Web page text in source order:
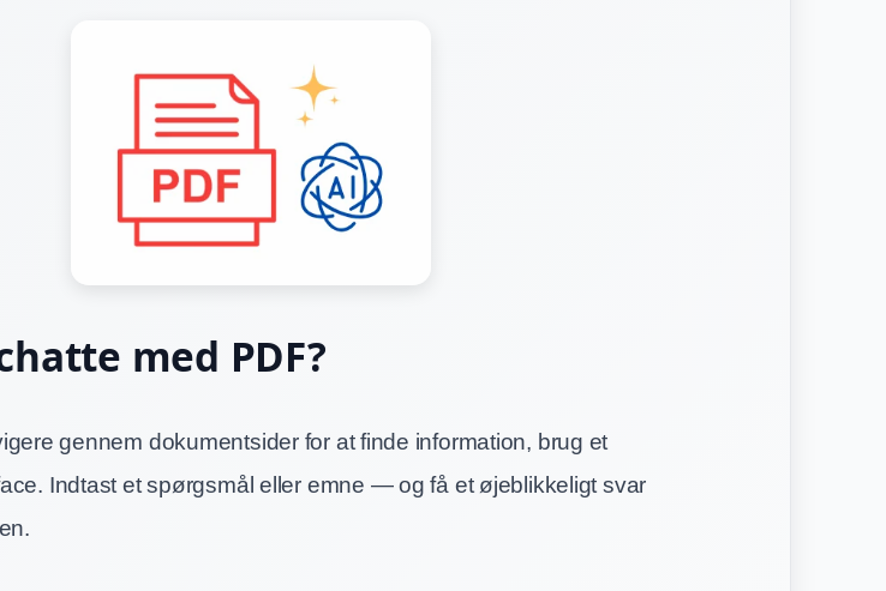
med PDF?
gennem dokumentsider for at finde information, brug et
Indtast et spørgsmål eller emne — og få et øjeblikkeligt svar